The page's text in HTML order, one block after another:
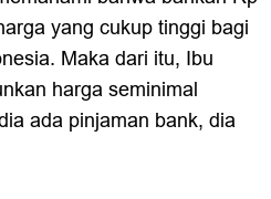
yang cukup tinggi bagi
Maka dari itu, Ibu
harga seminimal
ada pinjaman bank, dia